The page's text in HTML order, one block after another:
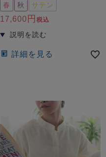
春 秋 サテン
17,600 税込
詳細を見る